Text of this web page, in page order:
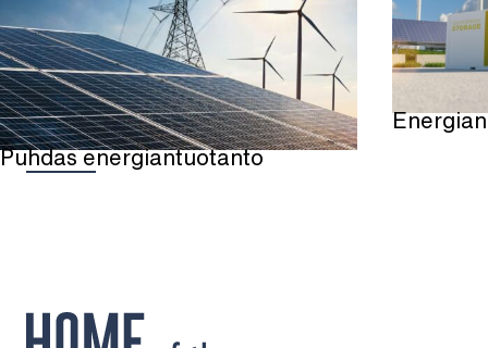
Puhdas energiantuotanto